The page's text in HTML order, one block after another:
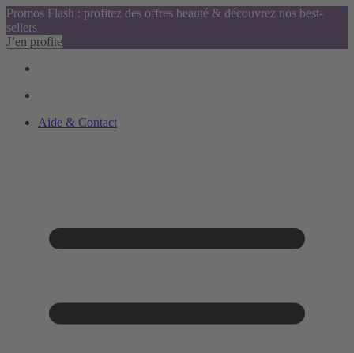
Promos Flash : profitez des offres beauté & découvrez nos best-
sellers
J’en profite
Aide & Contact